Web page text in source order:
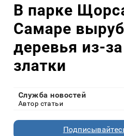
В парке
Самаре
деревья из-
златки
Служба новостей
Автор статьи